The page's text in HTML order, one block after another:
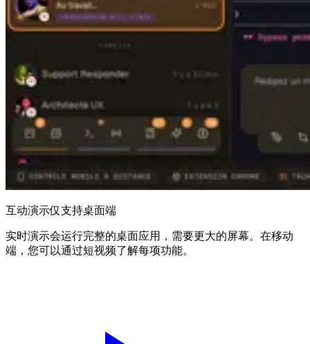
互动演示仅支持桌面端
实时演示会运行完整的桌面应用，需要更大的屏幕。在移动
端，您可以通过短视频了解每项功能。